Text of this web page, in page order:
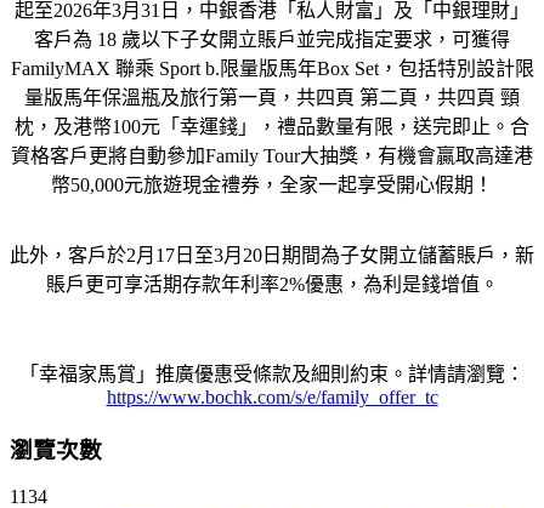
起至2026年3月31日，中銀香港「私人財富」及「中銀理財」
客戶為 18 歲以下子女開立賬戶並完成指定要求，可獲得
FamilyMAX 聯乘 Sport b.限量版馬年Box Set，包括特別設計限
量版馬年保溫瓶及旅行第一頁，共四頁 第二頁，共四頁 頸
枕，及港幣100元「幸運錢」，禮品數量有限，送完即止。合
資格客戶更將自動參加Family Tour大抽獎，有機會贏取高達港
幣50,000元旅遊現金禮券，全家一起享受開心假期！
此外，客戶於2月17日至3月20日期間為子女開立儲蓄賬戶，新
賬戶更可享活期存款年利率2%優惠，為利是錢增值。
「幸福家馬賞」推廣優惠受條款及細則約束。詳情請瀏覽：
https://www.bochk.com/s/e/family_offer_tc
瀏覽次數
1134